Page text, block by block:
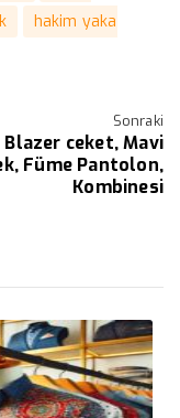
hakim yaka
Sonraki
Blazer ceket, Mavi
Füme Pantolon,
Kombinesi